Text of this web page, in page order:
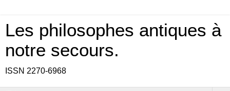
Les philosophes antiques à
notre secours.
ISSN 2270-6968